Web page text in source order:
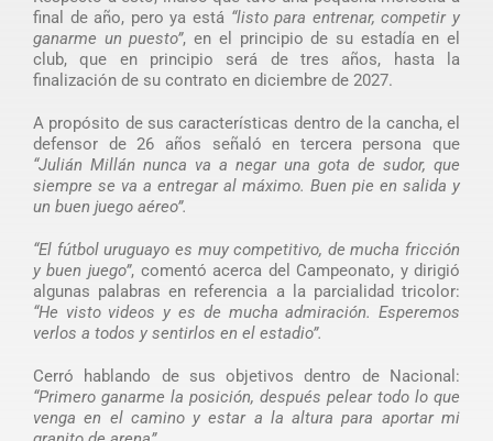
final de año, pero ya está “listo para entrenar, competir y
ganarme un puesto”, en el principio de su estadía en el
club, que en principio será de tres años, hasta la
finalización de su contrato en diciembre de 2027.
A propósito de sus características dentro de la cancha, el
defensor de 26 años señaló en tercera persona que
“Julián Millán nunca va a negar una gota de sudor, que
siempre se va a entregar al máximo. Buen pie en salida y
un buen juego aéreo”.
“El fútbol uruguayo es muy competitivo, de mucha fricción
y buen juego”, comentó acerca del Campeonato, y dirigió
algunas palabras en referencia a la parcialidad tricolor:
“He visto videos y es de mucha admiración. Esperemos
verlos a todos y sentirlos en el estadio”.
Cerró hablando de sus objetivos dentro de Nacional:
“Primero ganarme la posición, después pelear todo lo que
venga en el camino y estar a la altura para aportar mi